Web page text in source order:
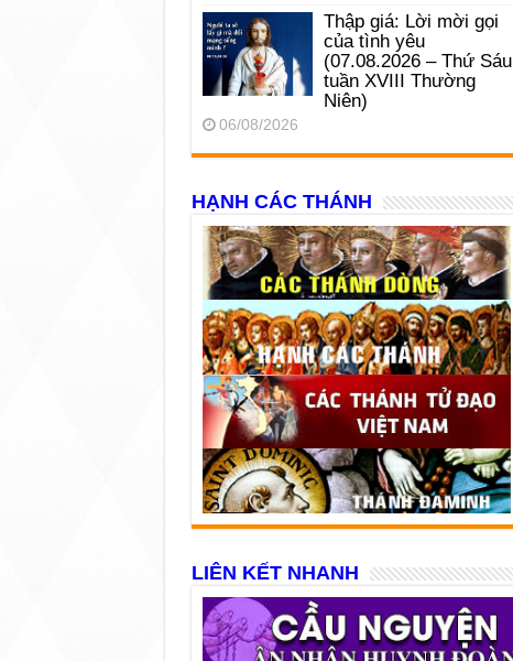
Thập giá: Lời mời gọi
của tình yêu
(07.08.2026 – Thứ Sáu
tuần XVIII Thường
Niên)
06/08/2026
HẠNH CÁC THÁNH
LIÊN KẾT NHANH